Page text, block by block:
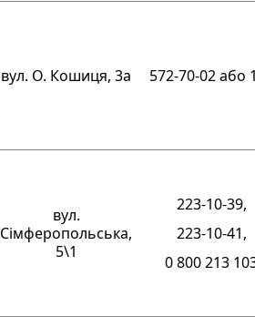
вул. О. Кошиця, 3а 572-70-02 або
вул.
Сімферопольська,
5\1
223-10-39,
223-10-41,
0 800 213